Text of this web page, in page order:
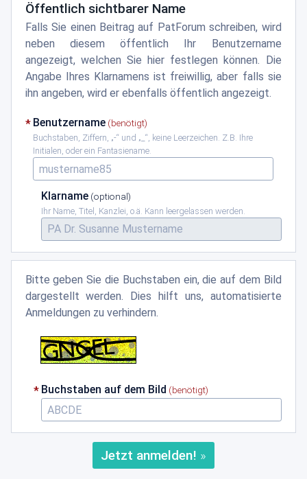
Öffentlich sichtbarer Name
Falls Sie einen Beitrag auf PatForum schreiben, wird
neben diesem öffentlich Ihr Benutzername
angezeigt, welchen Sie hier festlegen können. Die
Angabe Ihres Klarnamens ist freiwillig, aber falls sie
ihn angeben, wird er ebenfalls öffentlich angezeigt.
Benutzername
Buchstaben, Ziffern, - und
, keine Leerzeichen. Z.B. Ihre
Initialen, oder ein Fantasiename.
Klarname
Ihr Name, Titel, Kanzlei, o.ä. Kann leergelassen werden.
Bitte geben Sie die Buchstaben ein, die auf dem Bild
dargestellt werden. Dies hilft uns, automatisierte
Anmeldungen zu verhindern.
Buchstaben auf dem Bild
Jetzt anmelden